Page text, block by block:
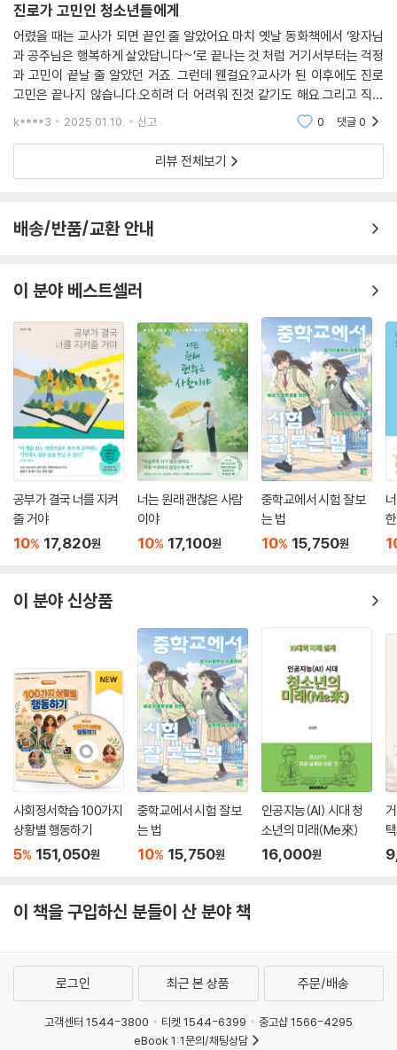
소아 치과 전문의로서 오랜 기간 어린이를 진료한 경험을 지닌 김준혁 교
수는 좋은 의료 서비스를 제공할 수 있는 사회를 만들려면 무엇이 필요할
지 고민하면서 연구의 길을 걷게 되었다고 밝힌다. 그리고 자신이 찾고 고
민해 온 의학의 눈부신 가치를 이렇게 전한다.
“환자를 돕는 일은 다른 무엇보다 가치 있는 일이라는 거예요. 세상에서 제
일 가치 있는 일이라고 말하면 과할까 싶지만 저는 그렇게 말해도 된다고
생각해요. 물론, 그만큼 가치 있는 다른 일이 많이 있겠지요. 하지만 환자를
야에 대해 알았고 내가 이 일을 할 만한 사람인가 계속 고민했지만, 환자를
치료하면서부터는 한 번도 고민한 적이 없어요. 그만큼 귀중한 일이에
많은 이들의 목숨을 구하고, 사람들이 더 좋은 삶을 살 수 있도록 이끄는 의
료의 가치는 어떤 시대에도 어떤 상황에서도 변하지 않는다. 김준혁 교수
는 여기서 한 걸음 더 나아가 환자가 무엇을 원하는지 진심으로 고려하면
서 환자의 삶의 질이 높아지도록 지원하는 의료로 향해 가야 함을 역설한
다. 그러기 위해서는 의사 혼자 환자를 보는 게 아니라 여러 분과의 의사는
의료인들과 활발하게 협업하고, 의료 서비스의 사각지대를 찾고 개선하는
지역 사회와도 협력해야 한다. 이처럼 저자가 생각하는 의료윤리의 핵심은
커뮤니케이션이다. 서로 배려하는 관계가 필요하다는 저자의 진심 어린 목
소리는 의사를 꿈꾸는 청소년에게 마음 깊숙한 곳까지 가닿는 울림을 선사
한다.
정의로운 건강을 만들어 나가는 사회는 어떤 사회일까?
한국에서 의료윤리에 관한 논의가 본격적으로 이루어지기 시작한 것은 19
는 환자와 의료인의 가치가 다를 수 있고, 어떨 때는 의료계와 사회의 가치
가 다를 수 있다. 김준혁 교수는 이럴 때 모두가 만족할 수 있는 결정을 내
리기 위해서 노력하는 것이 의료윤리라 말한다. 사회가 빠른 속도로 변하
기에 좋은 결정을 내리는 게 나날이 어려워져만 가는 오늘날, 의료윤리를
다루는 이 책은 청소년들이 ‘정의로운 건강’에 대해 생각해 보게 한다.
‘더 나아간 이야기’에서는 다양한 생각거리를 실어 풍성함을 더한다. 의사
를 왜 전문직이라고 하는지, 의과대학은 언제부터 별도의 제도를 갖추었는
지, ‘셜록 홈즈’의 모델이 사실 의사였다는 점 등 흥미로운 이야기를 읽어
가다 보면 어느새 의료에 관해 폭넓은 지식을 얻을 수 있을 것이다. 『의사
로 일하는 상상 어때?』는 의사를 꿈꾸는 청소년, 더 나아가 의학의 오늘과
내 꿈을 발견하는 첫걸음은 바로 여기서부터!
이공계 전공을 꿈꾸는 청소년을 위한 현실 밀착 진로 강연 시리즈 ‘상상 어
진로가 고민인 청소년들에게
어렸을 때는 교사가 되면 끝인 줄 알았어요.마치 옛날 동화책에서 ‘왕자님
과 공주님은 행복하게 살았답니다~’로 끝나는 것 처럼 거기서부터는 걱정
과 고민이 끝날 줄 알았던 거죠. 그런데 웬걸요?교사가 된 이후에도 진로
고민은 끝나지 않습니다.오히려 더 어려워 진것 같기도 해요.그리고 직업
을 가지게 된 이후의 진로 고민은 비단 교사 뿐 아니라 어떤 직업인이라도
k****3 2025.01.10. 신고 0 댓글0
리뷰 전체보기
배송/반품/교환 안내
이 분야 베스트셀러
공부가 결국 너를 지켜
줄 거야
10% 17,820원
너는 원래 괜찮은 사람
이야
10% 17,100원
중학교에서 시험 잘 보
는 법
10% 15,750원
이 분야 신상품
사회정서학습 100가지
상황별 행동하기
5% 151,050원
중학교에서 시험 잘 보
는 법
10% 15,750원
인공지능(AI) 시대 청
소년의 미래(Me來)
16,000원
이 책을 구입하신 분들이 산 분야 책
로그인 최근 본 상품 주문/배송
고객센터 1544-3800 티켓 1544-6399
중고샵 1566-4295
eBook 1:1문의/채팅상담